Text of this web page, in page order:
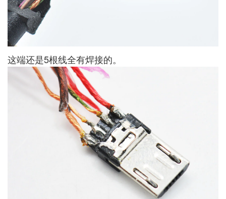
这端还是5根线全有焊接的。